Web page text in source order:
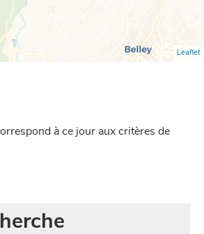
Leaflet
à ce jour aux critères de